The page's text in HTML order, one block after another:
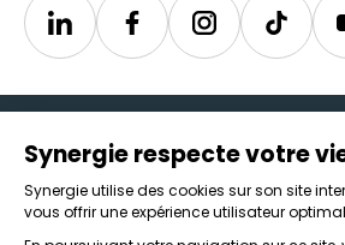
LinkedinSynergieInstagramTikTok
Icône d'illustration
Candidats
Entreprises
Icône d'illustration